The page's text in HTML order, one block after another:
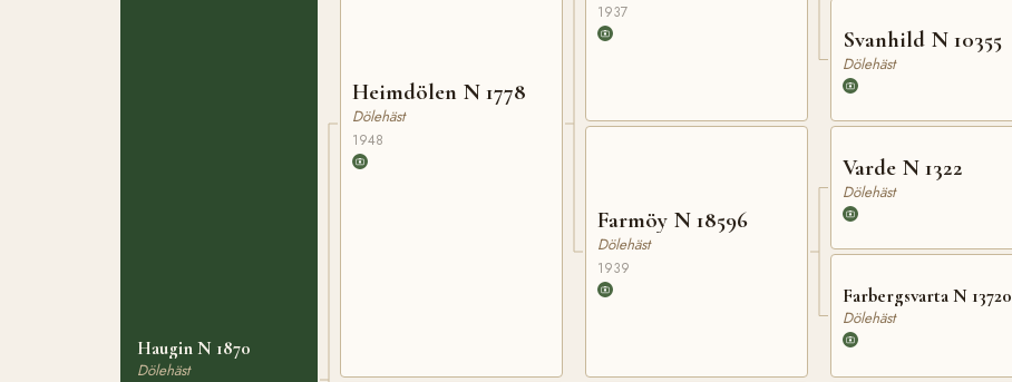
Haugin N 1870
Dölehäst
Heimdölen N 1778
Dölehäst
1948
1937
Farmöy N 18596
Dölehäst
1939
Svanhild N 10355
Dölehäst
Varde N 1322
Dölehäst
Farbergsvarta N 13720
Dölehäst